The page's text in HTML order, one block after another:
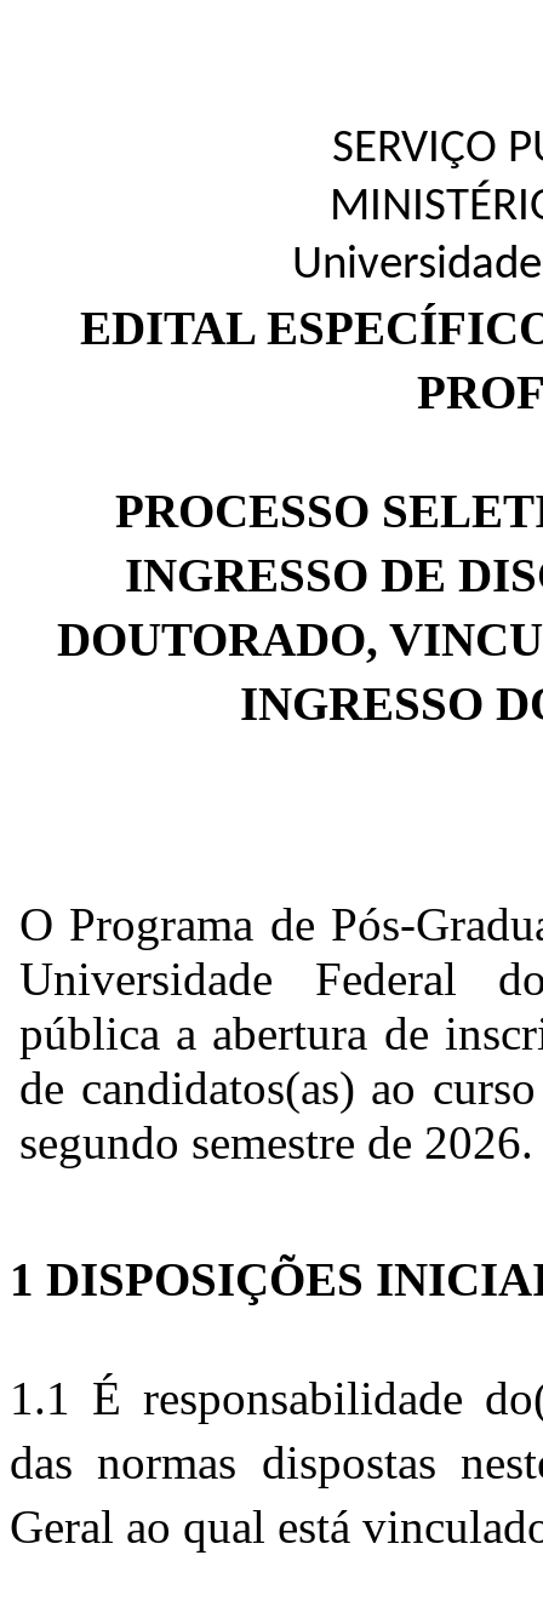
SERVIÇO
EDITAL
PROCESSO
INGRESSO DE
DOUTORADO,
INGRESSO
O Programa de Pós-
Universidade Federal
pública a abertura de
de candidatos(as) ao
segundo semestre de 2026.
1 DISPOSIÇÕES
1.1 É responsabilidade
das normas dispostas
Geral ao qual está